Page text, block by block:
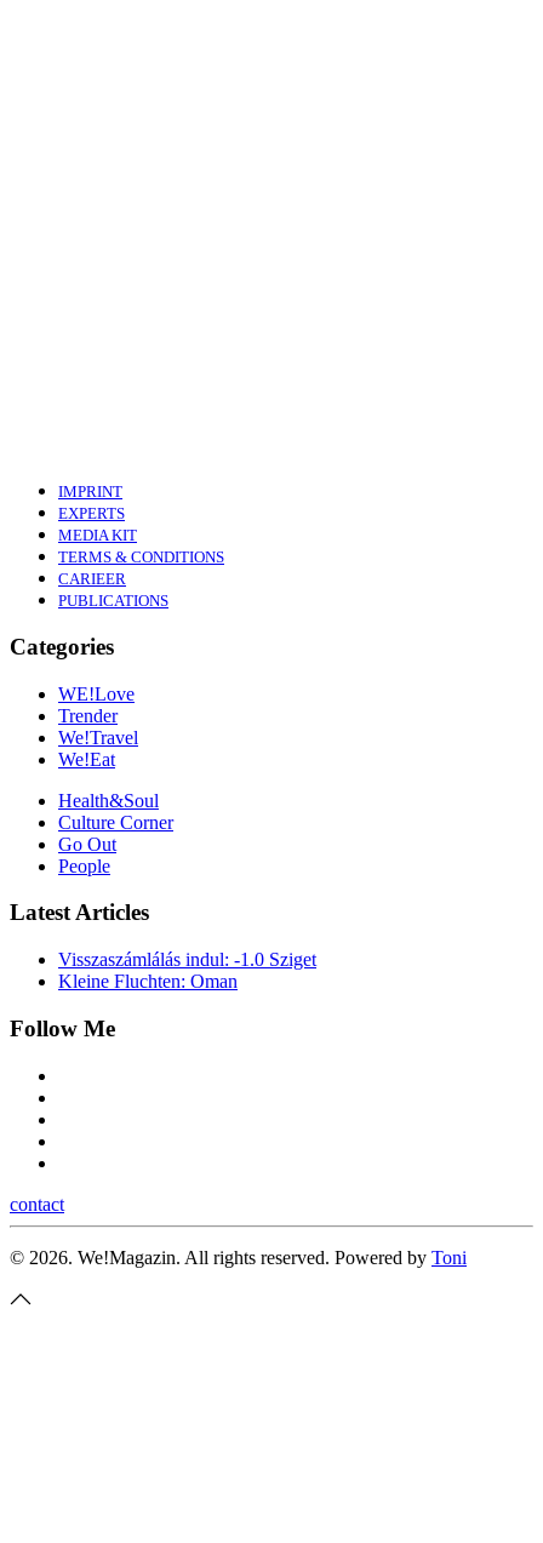
IMPRINT
EXPERTS
MEDIA KIT
TERMS & CONDITIONS
CARIEER
PUBLICATIONS
Categories
WE!Love
Trender
We!Travel
We!Eat
Health&Soul
Culture Corner
Go Out
People
Latest Articles
Visszaszámlálás indul: -1.0 Sziget
Kleine Fluchten: Oman
Follow Me
contact
© 2026. We!Magazin. All rights reserved. Powered by Toni